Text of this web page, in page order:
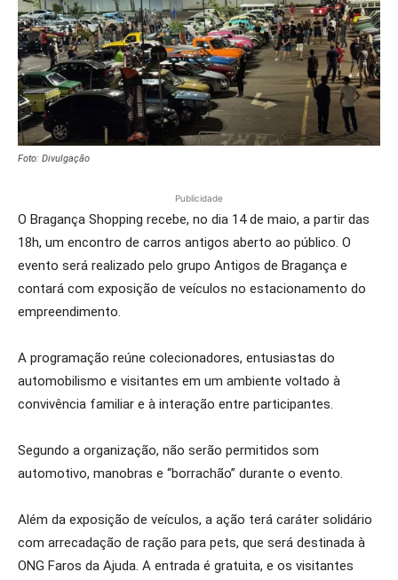
Foto: Divulgação
Publicidade
O Bragança Shopping recebe, no dia 14 de maio, a partir das
18h, um encontro de carros antigos aberto ao público. O
evento será realizado pelo grupo Antigos de Bragança e
contará com exposição de veículos no estacionamento do
empreendimento.
A programação reúne colecionadores, entusiastas do
automobilismo e visitantes em um ambiente voltado à
convivência familiar e à interação entre participantes.
Segundo a organização, não serão permitidos som
automotivo, manobras e “borrachão” durante o evento.
Além da exposição de veículos, a ação terá caráter solidário
com arrecadação de ração para pets, que será destinada à
ONG Faros da Ajuda. A entrada é gratuita, e os visitantes